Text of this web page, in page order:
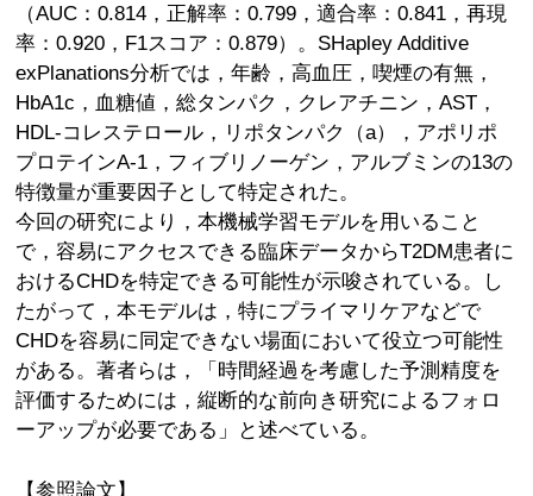
（AUC：0.814，正解率：0.799，適合率：0.841，再現
率：0.920，F1スコア：0.879）。SHapley Additive
exPlanations分析では，年齢，高血圧，喫煙の有無，
HbA1c，血糖値，総タンパク，クレアチニン，AST，
HDL-コレステロール，リポタンパク（a），アポリポ
プロテインA-1，フィブリノーゲン，アルブミンの13の
特徴量が重要因子として特定された。
今回の研究により，本機械学習モデルを用いること
で，容易にアクセスできる臨床データからT2DM患者に
おけるCHDを特定できる可能性が示唆されている。し
たがって，本モデルは，特にプライマリケアなどで
CHDを容易に同定できない場面において役立つ可能性
がある。著者らは，「時間経過を考慮した予測精度を
評価するためには，縦断的な前向き研究によるフォロ
ーアップが必要である」と述べている。
【参照論文】